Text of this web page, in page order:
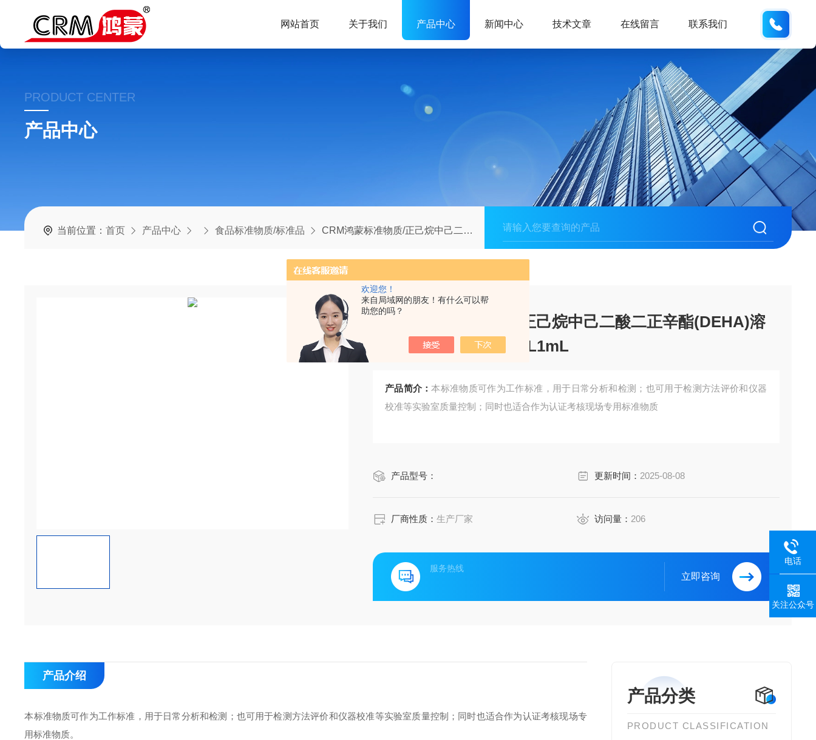
欢迎您！
来自局域网的朋友！有什么可以帮
助您的吗？
网站首页 关于我们 产品中心 新闻中心 技术文章 在线留言 联系我们
PRODUCT CENTER
产品中心
当前位置：首页 产品中心 食品标准物质/标准品 CRM鸿蒙标准物质/正己烷中己二酸二正辛酯(DEHA)溶液标准物质500μg/mL1mL
CRM鸿蒙标准物质/正己烷中己二酸二正辛酯(DEHA)溶
液标准物质500μg/mL1mL
产品简介：本标准物质可作为工作标准，用于日常分析和检测；也可用于检测方法评价和仪器
校准等实验室质量控制；同时也适合作为认证考核现场专用标准物质
产品型号： 更新时间： 2025-08-08
厂商性质：生产厂家 访问量： 206
服务热线
立即咨询
产品分类
PRODUCT CLASSIFICATION
产品介绍
本标准物质可作为工作标准，用于日常分析和检测；也可用于检测方法评价和仪器校准等实验室质量控制；同时也适合作为认证考核现场专
用标准物质。
电话
关注公众号